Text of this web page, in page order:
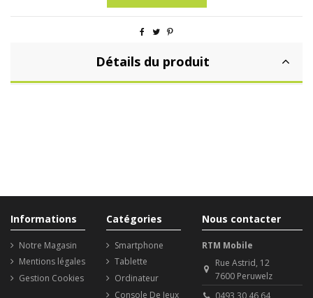
Détails du produit
Informations
Notre Magasin
Mentions légales
Gestion Cookies
Catégories
Smartphone
Tablette
Ordinateur
Console De Jeux
Nous contacter
RTM Mobile
Rue Astrid, 12
7600 Peruwelz
0493 30 46 64